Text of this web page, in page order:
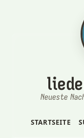
Neueste
STARTSEITE